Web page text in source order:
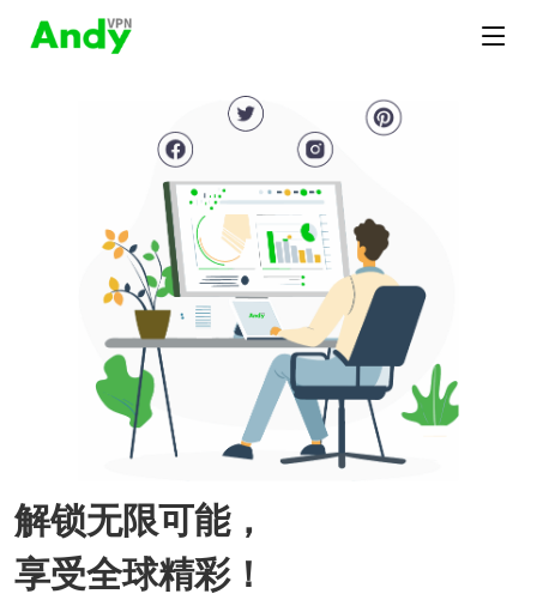
解锁无限可能，
享受全球精彩！